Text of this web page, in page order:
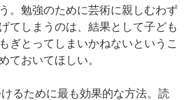
。勉強のために芸術に親しむわず
てしまうのは、結果として子ども
ぎとってしまいかねないというこ
ておいてほしい。
けるために最も効果的な方法。読